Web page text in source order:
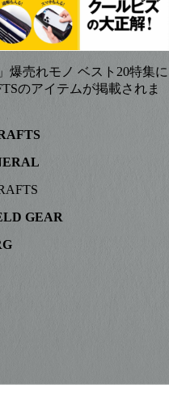
爆売れモノ ベスト20特集に
のアイテムが掲載されま
GEAR